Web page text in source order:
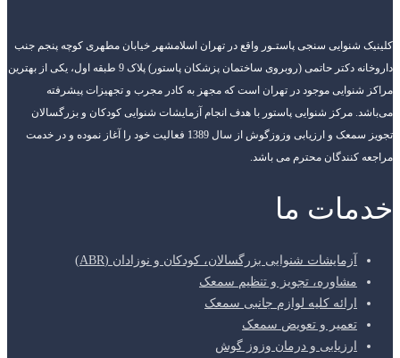
کلینیک شنوایی سنجی پاستـور واقع در تهران اسلامشهر خیابان مطهری کوچه پنجم جنب
داروخانه دکتر حاتمی (روبروی ساختمان پزشکان پاستور) پلاک 9 طبقه اول، یکی از بهترین
مراکز شنوایی موجود در تهران است که مجهز به کادر مجرب و تجهیزات پیشرفته
می‌باشد. مرکز شنوایی پاستور با هدف انجام آزمایشات شنوایی کودکان و بزرگسالان
تجویز سمعک و ارزیابی وزوزگوش از سال 1389 فعالیت خود را آغاز نموده و در خدمت
مراجعه کنندگان محترم می باشد.
خدمات ما
آزمایشات شنوایی بزرگسالان، کودکان و نوزادان (ABR)
مشاوره، تجویز و تنظیم سمعک
ارائه کلیه لوازم جانبی سمعک
تعمیر و تعویض سمعک
ارزیابی و درمان وزوز گوش